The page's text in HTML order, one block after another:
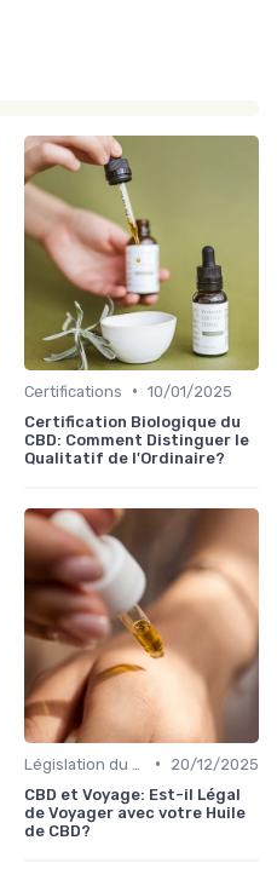
Certifications • 10/01/2025
Certification Biologique du
CBD: Comment Distinguer le
Qualitatif de l'Ordinaire?
•
20/12/2025
CBD et Voyage: Est-il Légal
de Voyager avec votre Huile
de CBD?